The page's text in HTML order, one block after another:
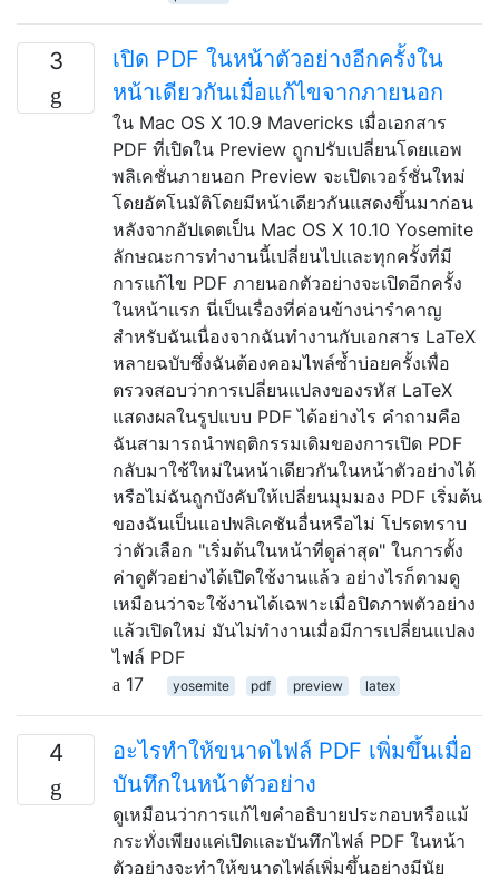
3
เปิด PDF ในหน้าตัวอย่างอีกครั้งใน
หน้าเดียวกันเมื่อแก้ไขจากภายนอก
ใน Mac OS X 10.9 Mavericks เมื่อเอกสาร
PDF ที่เปิดใน Preview ถูกปรับเปลี่ยนโดยแอพ
พลิเคชั่นภายนอก Preview จะเปิดเวอร์ชั่นใหม่
โดยอัตโนมัติโดยมีหน้าเดียวกันแสดงขึ้นมาก่อน
หลังจากอัปเดตเป็น Mac OS X 10.10 Yosemite
ลักษณะการทำงานนี้เปลี่ยนไปและทุกครั้งที่มี
การแก้ไข PDF ภายนอกตัวอย่างจะเปิดอีกครั้ง
ในหน้าแรก นี่เป็นเรื่องที่ค่อนข้างน่ารำคาญ
สำหรับฉันเนื่องจากฉันทำงานกับเอกสาร LaTeX
หลายฉบับซึ่งฉันต้องคอมไพล์ซ้ำบ่อยครั้งเพื่อ
ตรวจสอบว่าการเปลี่ยนแปลงของรหัส LaTeX
แสดงผลในรูปแบบ PDF ได้อย่างไร คำถามคือ
ฉันสามารถนำพฤติกรรมเดิมของการเปิด PDF
กลับมาใช้ใหม่ในหน้าเดียวกันในหน้าตัวอย่างได้
หรือไม่ฉันถูกบังคับให้เปลี่ยนมุมมอง PDF เริ่มต้น
ของฉันเป็นแอปพลิเคชันอื่นหรือไม่ โปรดทราบ
ว่าตัวเลือก "เริ่มต้นในหน้าที่ดูล่าสุด" ในการตั้ง
ค่าดูตัวอย่างได้เปิดใช้งานแล้ว อย่างไรก็ตามดู
เหมือนว่าจะใช้งานได้เฉพาะเมื่อปิดภาพตัวอย่าง
แล้วเปิดใหม่ มันไม่ทำงานเมื่อมีการเปลี่ยนแปลง
ไฟล์ PDF
17
yosemite pdf preview latex
4
อะไรทำให้ขนาดไฟล์ PDF เพิ่มขึ้นเมื่อ
บันทึกในหน้าตัวอย่าง
ดูเหมือนว่าการแก้ไขคำอธิบายประกอบหรือแม้
กระทั่งเพียงแค่เปิดและบันทึกไฟล์ PDF ในหน้า
ตัวอย่างจะทำให้ขนาดไฟล์เพิ่มขึ้นอย่างมีนัย